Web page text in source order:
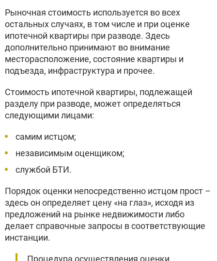
Рыночная стоимость используется во всех
остальных случаях, в том числе и при оценке
ипотечной квартиры при разводе. Здесь
дополнительно принимают во внимание
месторасположение, состояние квартиры и
подъезда, инфраструктура и прочее.
Стоимость ипотечной квартиры, подлежащей
разделу при разводе, может определяться
следующими лицами:
самим истцом;
независимым оценщиком;
службой БТИ.
Порядок оценки непосредственно истцом прост –
здесь он определяет цену «на глаз», исходя из
предложений на рынке недвижимости либо
делает справочные запросы в соответствующие
инстанции.
Процедура осуществления оценки